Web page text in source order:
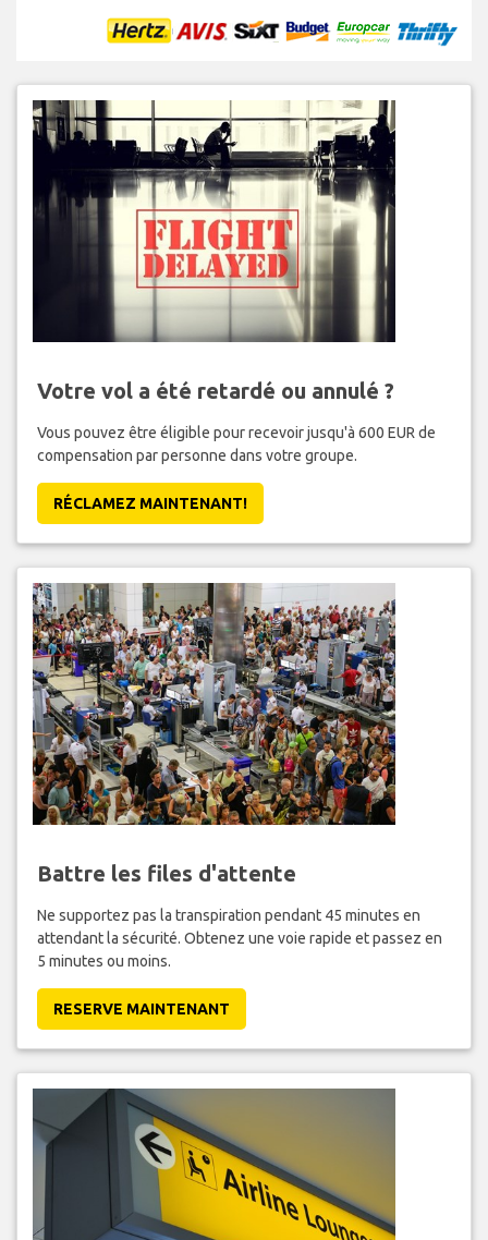
Votre vol a été retardé ou annulé ?
Vous pouvez être éligible pour recevoir jusqu'à 600 EUR de
compensation par personne dans votre groupe.
RÉCLAMEZ MAINTENANT!
Battre les files d'attente
Ne supportez pas la transpiration pendant 45 minutes en
attendant la sécurité. Obtenez une voie rapide et passez en
5 minutes ou moins.
RESERVE MAINTENANT